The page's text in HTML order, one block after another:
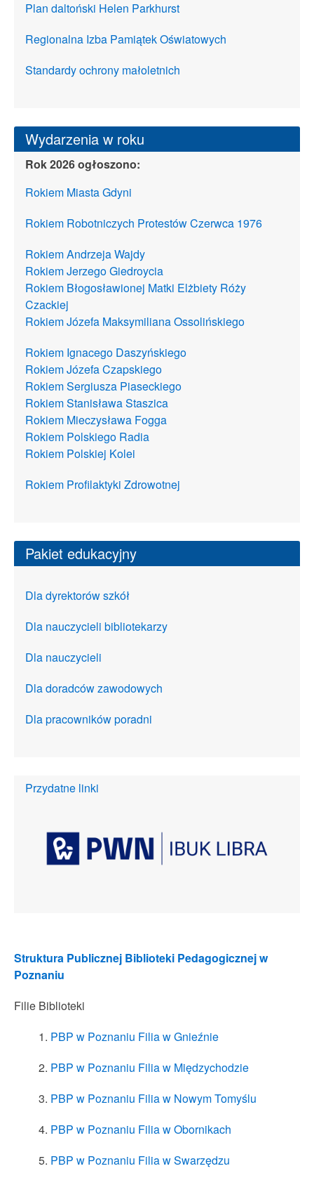
Plan daltoński Helen Parkhurst
Regionalna Izba Pamiątek Oświatowych
Standardy ochrony małoletnich
Wydarzenia w roku
Rok 2026 ogłoszono:
Rokiem Miasta Gdyni
Rokiem Robotniczych Protestów Czerwca 1976
Rokiem Andrzeja Wajdy
Rokiem Jerzego Giedroycia
Rokiem Błogosławionej Matki Elżbiety Róży
Czackiej
Rokiem Józefa Maksymiliana Ossolińskiego
Rokiem Ignacego Daszyńskiego
Rokiem Józefa Czapskiego
Rokiem Sergiusza Piaseckiego
Rokiem Stanisława Staszica
Rokiem Mieczysława Fogga
Rokiem Polskiego Radia
Rokiem Polskiej Kolei
Rokiem Profilaktyki Zdrowotnej
Pakiet edukacyjny
Dla dyrektorów szkół
Dla nauczycieli bibliotekarzy
Dla nauczycieli
Dla doradców zawodowych
Dla pracowników poradni
Przydatne linki
Struktura Publicznej Biblioteki Pedagogicznej w
Poznaniu
Filie Biblioteki
PBP w Poznaniu Filia w Gnieźnie
PBP w Poznaniu Filia w Międzychodzie
PBP w Poznaniu Filia w Nowym Tomyślu
PBP w Poznaniu Filia w Obornikach
PBP w Poznaniu Filia w Swarzędzu